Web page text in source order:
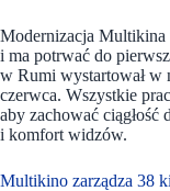
Modernizacja Multikina
i ma potrwać do
w Rumi wystartował w
czerwca. Wszystkie
aby zachować ciągłość
i komfort widzów.
Multikino zarządza 38